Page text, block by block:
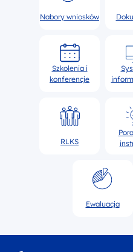
Nabory wniosków
Szkolenia i
konferencje
RLKS
Ewaluacja